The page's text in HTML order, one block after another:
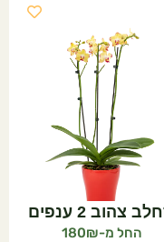
צהוב 2 ענפים
180